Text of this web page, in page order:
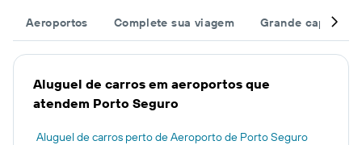
Aeroportos Complete sua viagem Grande
Aluguel de carros em aeroportos que
atendem Porto Seguro
Aluguel de carros perto de Aeroporto de Porto Seguro